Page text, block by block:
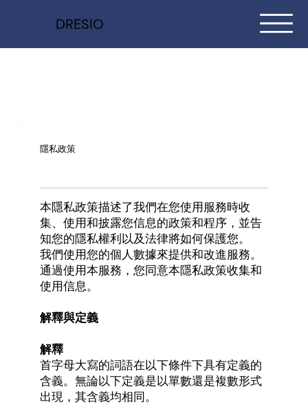
DRESIO
隱私政策
本隱私政策描述了我們在您使用服務時收
集、使用和披露您信息的政策和程序，並告
知您的隱私權利以及法律將如何保護您。
我們使用您的個人數據來提供和改進服務。
通過使用本服務，您同意本隱私政策收集和
使用信息。
解釋與定義
解釋
首字母大寫的詞語在以下條件下具有定義的
含義。無論以下定義是以單數還是複數形式
出現，其含義均相同。